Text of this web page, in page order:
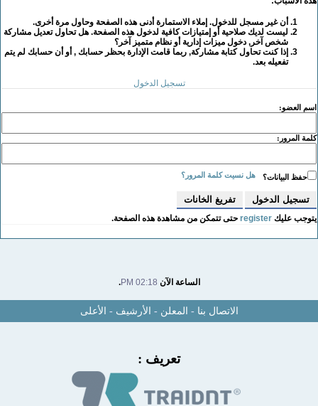
أن غير مسجل للدخول. إملاء الاستمارة أدنى هذه الصفحة وحاول مرة أخرى.
ليست لديك صلاحية أو إمتيازات كافية لدخول هذه الصفحة. هل تحاول تعديل مشاركة
شخص آخر, دخول ميزات إدارية أو نظام متميز آخر؟
إذا كنت تحاول كتابة مشاركة, ربما قامت الإدارة بحظر حسابك , أو أن حسابك لم يتم
تفعيله بعد.
تسجيل الدخول
العضو:
المرور:
هل نسيت كلمة المرور؟ حفظ البيانات؟
عليكregisterحتى تتمكن من مشاهدة هذه الصفحة.
الساعة الآن02:18 PM
.
الاتصال بنا-المعلن-الأرشيف -الأعلى
تعريف :